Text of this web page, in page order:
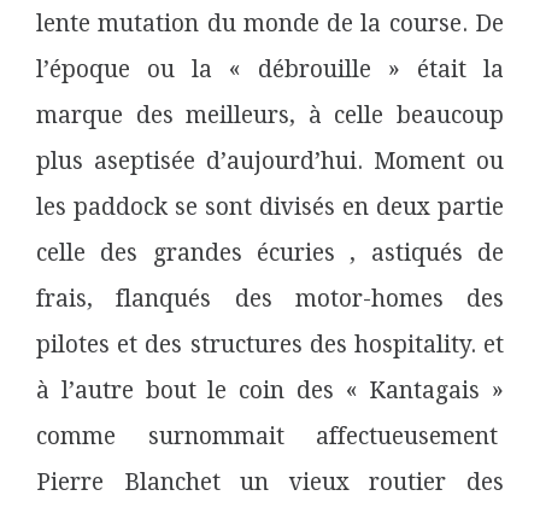
lente mutation du monde de la course. De
l’époque ou la « débrouille » était la
marque des meilleurs, à celle beaucoup
plus aseptisée d’aujourd’hui. Moment ou
les paddock se sont divisés en deux partie
celle des grandes écuries , astiqués de
frais, flanqués des motor-homes des
pilotes et des structures des hospitality. et
à l’autre bout le coin des « Kantagais »
comme surnommait affectueusement
Pierre Blanchet un vieux routier des